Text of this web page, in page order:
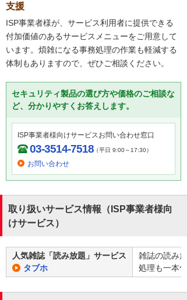
支援
ISP事業者様が、サービス利用者に提供できる
付加価値のあるサービスメニューをご用意して
います。煩雑になる事務処理の作業も軽減する
体制もありますので、ぜひご相談ください。
セキュリティ製品の選び方や価格のご相談な
ど、分かりやすくお答えします。
ISP事業者様向けサービスお問い合わせ窓口
03-3514-7518（平日 9:00～17:30）
お問い合わせ
取り扱いサービス情報（ISP事業者様向
けサービス）
人気雑誌「読み放題」サービス
タブホ
雑誌の読み
処理も一本